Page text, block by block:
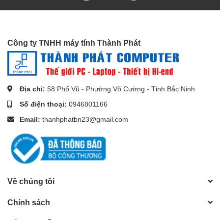
thể tư vấn và hỗ trợ bạn sớm
Công ty TNHH máy tính Thành Phát
Địa chỉ: 58 Phố Vũ - Phường Võ Cường - Tỉnh Bắc Ninh
Số điện thoại: 0946801166
Email: thanhphatbn23@gmail.com
Về chúng tôi
Chính sách